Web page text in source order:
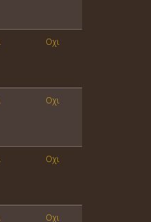
Οχι
Οχι
Οχι
Οχι